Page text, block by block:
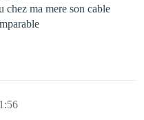
chez ma mere son cable